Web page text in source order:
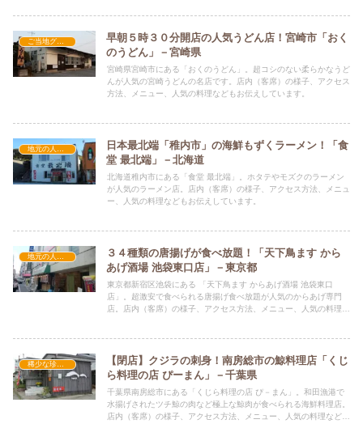
ご当地グルメの人気店
早朝５時３０分開店の人気うどん店！宮崎市「おく
のうどん」－宮崎県
宮崎県宮崎市にある「おくのうどん」。超コシのない柔らかなうど
んが人気の宮崎うどんの名店です。店内（客席）の様子、アクセス
方法、メニュー、人気の料理などもお伝えしています。
地元の人気店
日本最北端「稚内市」の海鮮もずくラーメン！「食
堂 最北端」－北海道
北海道稚内市にある「食堂 最北端」。ホタテやモズクのラーメン
が人気のラーメン店。店内（客席）の様子、アクセス方法、メニュ
ー、人気の料理などもお伝えしています。
３４種類の唐揚げが食べ放題！「天下鳥ます から
あげ酒場 池袋東口店」－東京都
東京都新宿区池袋にある 「天下鳥ます からあげ酒場 池袋東口
店」。超激安で食べられる唐揚げ食べ放題が人気のからあげ専門
店。店内（客席）の様子、アクセス方法、メニュー、人気の料理な
【閉店】クジラの刺身！南房総市の鯨料理店「くじ
ら料理の店 ぴーまん」－千葉県
千葉県南房総市にある「くじら料理の店 ぴ－まん」。和田漁港で
水揚げされたツチ鯨の肉など極上な鯨肉が食べられる海鮮料理店。
店内（客席）の様子、アクセス方法、メニュー、人気の料理なども